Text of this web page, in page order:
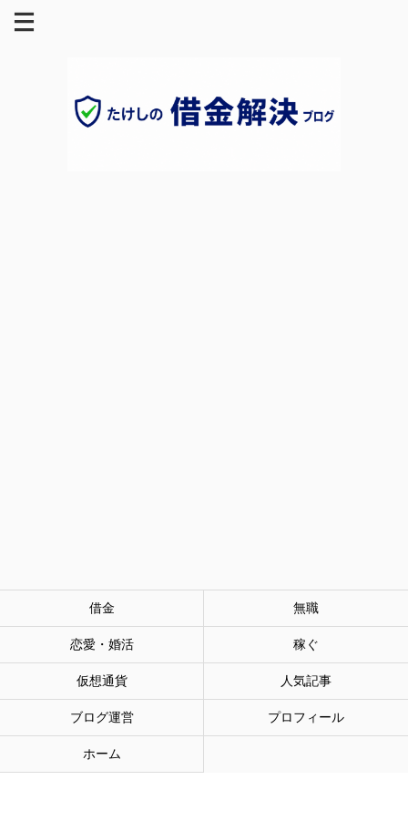
借金 無職
恋愛・婚活 稼ぐ
仮想通貨 人気記事
ブログ運営 プロフィール
ホーム